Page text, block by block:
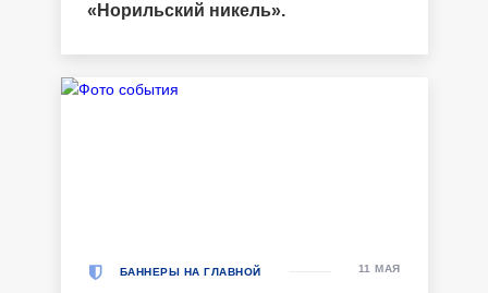
«Норильский никель».
БАННЕРЫ НА ГЛАВНОЙ 11 МАЯ